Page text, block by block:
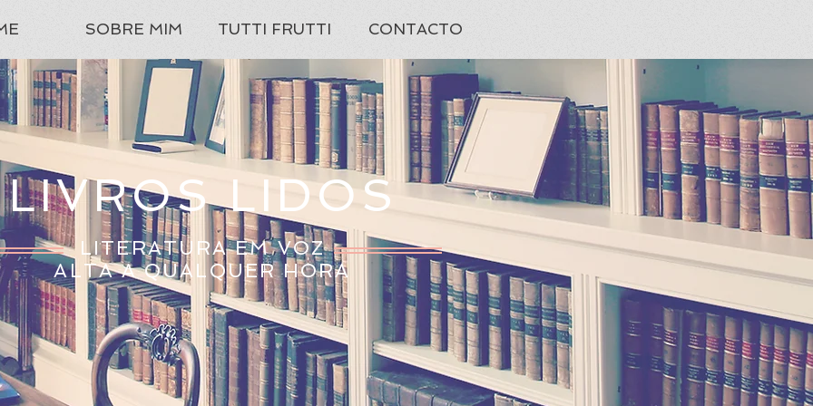
SOBRE MIM TUTTI FRUTTI CONTACTO
LIVROS LIDOS
LITERATURA EM VOZ
ALTA A QUALQUER HORA